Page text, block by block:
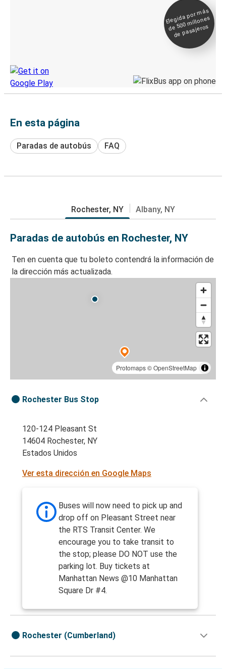
Elegida por
más
de 500
millones
de pasajeros
En esta página
Paradas de autobús FAQ
Rochester, NY Albany, NY
Paradas de autobús en Rochester, NY
Ten en cuenta que tu boleto contendrá la información de
la dirección más actualizada.
Protomaps©OpenStreetMap
Rochester Bus Stop
120-124 Pleasant St
14604 Rochester, NY
Estados Unidos
Ver esta dirección en Google Maps
Buses will now need to pick up and
drop off on Pleasant Street near
the RTS Transit Center. We
encourage you to take transit to
the stop; please DO NOT use the
parking lot. Buy tickets at
Manhattan News @10 Manhattan
Square Dr #4.
Rochester (Cumberland)